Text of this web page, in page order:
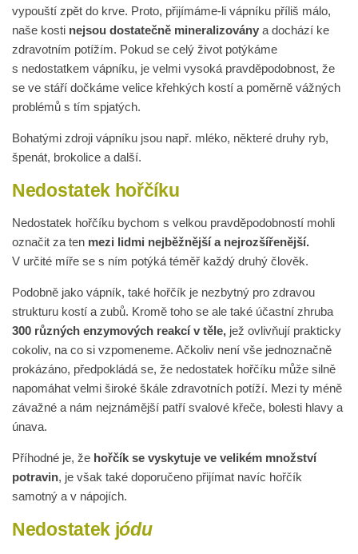
vypouští zpět do krve. Proto, přijímáme-li vápníku příliš málo,
naše kosti nejsou dostatečně mineralizovány a dochází ke
zdravotním potížím. Pokud se celý život potýkáme
s nedostatkem vápníku, je velmi vysoká pravděpodobnost, že
se ve stáří dočkáme velice křehkých kostí a poměrně vážných
problémů s tím spjatých.
Bohatými zdroji vápníku jsou např. mléko, některé druhy ryb,
špenát, brokolice a další.
Nedostatek hořčíku
Nedostatek hořčíku bychom s velkou pravděpodobností mohli
označit za ten mezi lidmi nejběžnější a nejrozšířenější.
V určité míře se s ním potýká téměř každý druhý člověk.
Podobně jako vápník, také hořčík je nezbytný pro zdravou
strukturu kostí a zubů. Kromě toho se ale také účastní zhruba
300 různých enzymových reakcí v těle, jež ovlivňují prakticky
cokoliv, na co si vzpomeneme. Ačkoliv není vše jednoznačně
prokázáno, předpokládá se, že nedostatek hořčíku může silně
napomáhat velmi široké škále zdravotních potíží. Mezi ty méně
závažné a nám nejznámější patří svalové křeče, bolesti hlavy a
únava.
Příhodné je, že hořčík se vyskytuje ve velikém množství
potravin, je však také doporučeno přijímat navíc hořčík
samotný a v nápojích.
Nedostatek jódu